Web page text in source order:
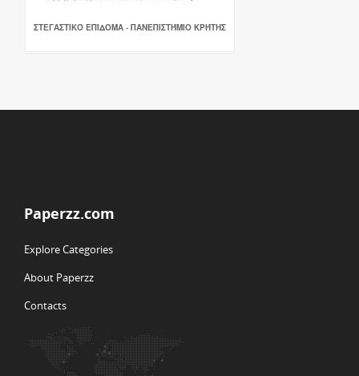
ΣΤΕΓΑΣΤΙΚΌ ΕΠΊΔΟΜΑ - ΠΑΝΕΠΙΣΤΉΜΙΟ ΚΡΉΤΗΣ
Paperzz.com
Explore Categories
About Paperzz
Contacts